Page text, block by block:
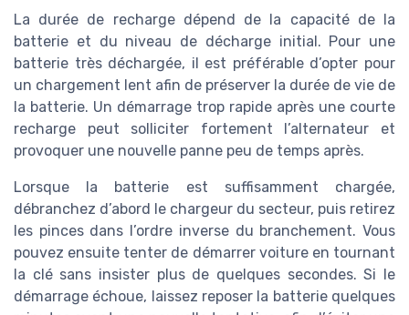
La durée de recharge dépend de la capacité de la
batterie et du niveau de décharge initial. Pour une
batterie très déchargée, il est préférable d’opter pour
un chargement lent afin de préserver la durée de vie de
la batterie. Un démarrage trop rapide après une courte
recharge peut solliciter fortement l’alternateur et
provoquer une nouvelle panne peu de temps après.
Lorsque la batterie est suffisamment chargée,
débranchez d’abord le chargeur du secteur, puis retirez
les pinces dans l’ordre inverse du branchement. Vous
pouvez ensuite tenter de démarrer voiture en tournant
la clé sans insister plus de quelques secondes. Si le
démarrage échoue, laissez reposer la batterie quelques